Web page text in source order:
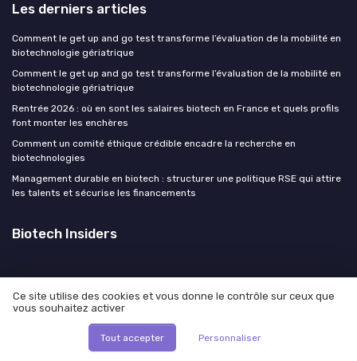
Les derniers articles
Comment le get up and go test transforme l’évaluation de la mobilité en
biotechnologie gériatrique
Comment le get up and go test transforme l’évaluation de la mobilité en
biotechnologie gériatrique
Rentrée 2026 : où en sont les salaires biotech en France et quels profils
font monter les enchères
Comment un comité éthique crédible encadre la recherche en
biotechnologies
Management durable en biotech : structurer une politique RSE qui attire
les talents et sécurise les financements
Biotech Insiders
Mentions légales
© Biotech Insiders 2026
Ce site utilise des cookies et vous donne le contrôle sur ceux que
vous souhaitez activer
Tout accepter Personnaliser